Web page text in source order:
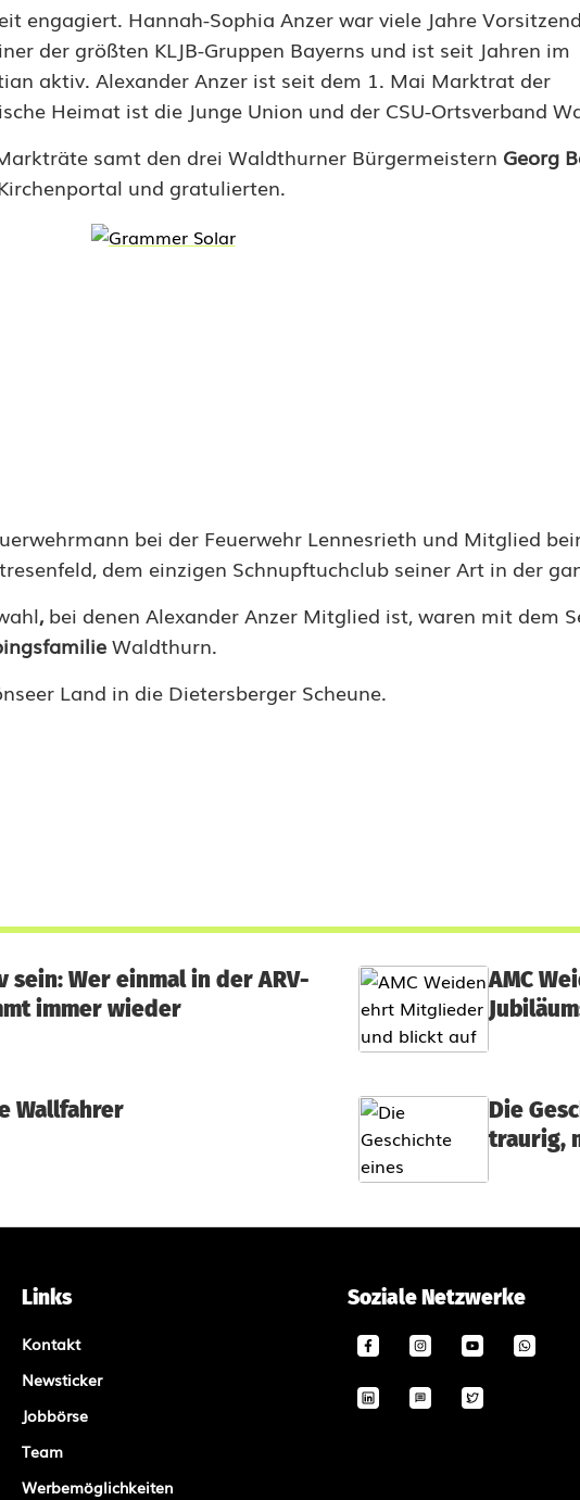
engagiert. Hannah-Sophia Anzer war viele Jahre
der größten KLJB-Gruppen Bayerns und ist seit Jahren im
aktiv. Alexander Anzer ist seit dem 1. Mai Marktrat der
Heimat ist die Junge Union und der CSU-Ortsverband
samt den drei Waldthurner Bürgermeistern Georg
und gratulierten.
bei der Feuerwehr Lennesrieth und Mitglied
dem einzigen Schnupftuchclub seiner Art in der
,bei denen Alexander Anzer Mitglied ist, waren mit dem
Waldthurn.
Land in die Dietersberger Scheune.
sein: Wer einmal in der ARV-
immer wieder
AMC
Wallfahrer
Die
traurig,
Links
Kontakt
Newsticker
Jobbörse
Team
Werbemöglichkeiten
Soziale Netzwerke